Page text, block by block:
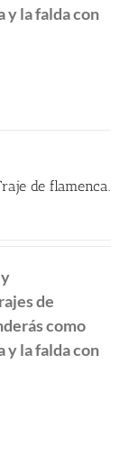
y la falda con
de flamenca.
de
como
y la falda con